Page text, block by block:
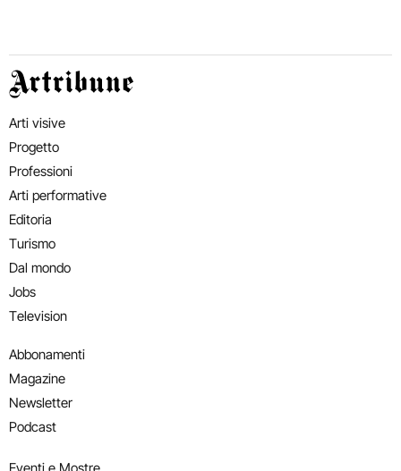
Artribune
Arti visive
Progetto
Professioni
Arti performative
Editoria
Turismo
Dal mondo
Jobs
Television
Abbonamenti
Magazine
Newsletter
Podcast